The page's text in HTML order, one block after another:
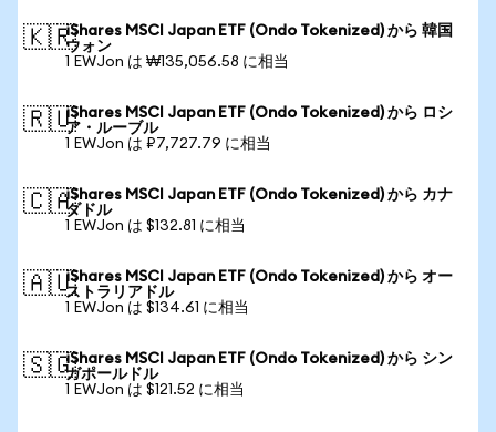
🇰🇷iShares MSCI Japan ETF (Ondo Tokenized) から 韓国
ウォン
1 EWJon は ₩135,056.58 に相当
🇷🇺iShares MSCI Japan ETF (Ondo Tokenized) から ロシ
ア・ルーブル
1 EWJon は ₽7,727.79 に相当
🇨🇦iShares MSCI Japan ETF (Ondo Tokenized) から カナ
ダドル
1 EWJon は $132.81 に相当
🇦🇺iShares MSCI Japan ETF (Ondo Tokenized) から オー
ストラリアドル
1 EWJon は $134.61 に相当
🇸🇬iShares MSCI Japan ETF (Ondo Tokenized) から シン
ガポールドル
1 EWJon は $121.52 に相当